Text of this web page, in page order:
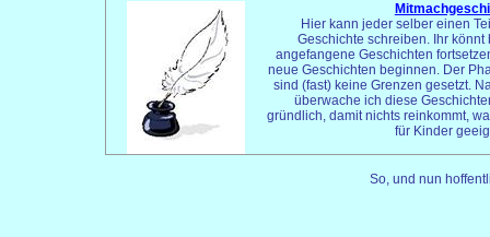
Hier kann jeder selber einen
Geschichte schreiben. Ihr könnt
angefangene Geschichten
neue Geschichten beginnen. Der
sind (fast) keine Grenzen gesetzt.
überwache ich diese
gründlich, damit nichts reinkommt,
für Kinder
So, und nun